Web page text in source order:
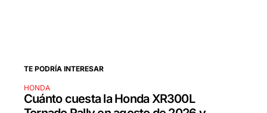
TE PODRÍA INTERESAR
HONDA
Cuánto cuesta la Honda XR300L